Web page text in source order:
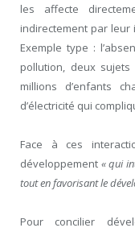
les affecte
indirectement par leur
Exemple type :
pollution, deux
millions d’enfants
d’électricité qui
Face à ces
développement « qui
tout en favorisant le
Pour concilier